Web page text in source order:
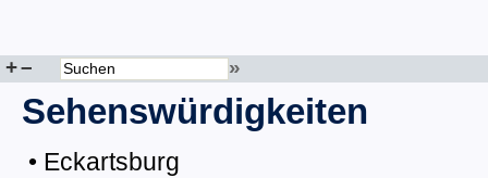
+– »
Sehenswürdigkeiten
• Eckartsburg